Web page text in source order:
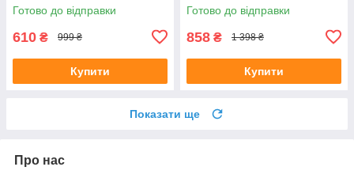
Готово до відправки
610 ₴ 999 ₴
Купити
Готово до відправки
858 ₴ 1 398 ₴
Купити
Показати ще
Про нас